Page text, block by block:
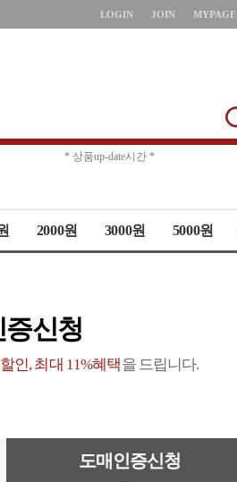
LOGIN JOIN MYPAGE
* 상품up-date시간 *
2000원 3000원 5000원
신청
인, 최대 11%혜택을 드립니다.
도매인증신청